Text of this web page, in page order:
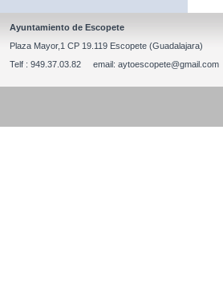
Ayuntamiento de Escopete
Plaza Mayor,1 CP 19.119 Escopete (Guadalajara)
Telf : 949.37.03.82 email: aytoescopete@gmail.com